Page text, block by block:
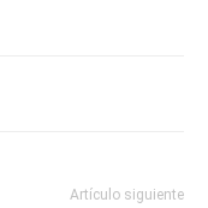
Artículo siguiente